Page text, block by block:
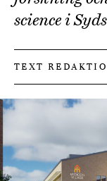
science i
TEXT